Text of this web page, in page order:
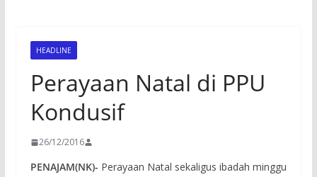
HEADLINE
Perayaan Natal di PPU
Kondusif
26/12/2016
PENAJAM(NK)- Perayaan Natal sekaligus ibadah minggu